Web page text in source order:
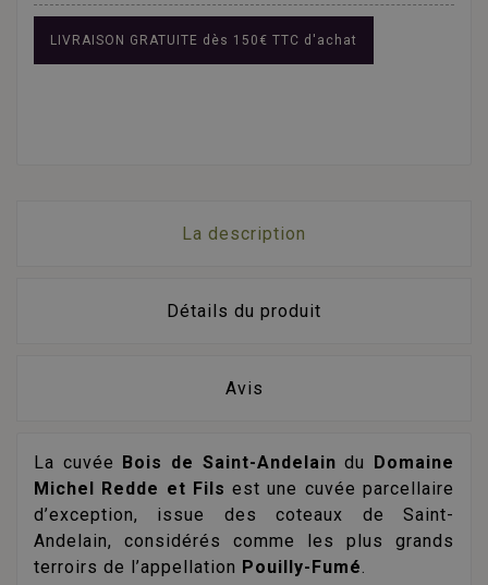
LIVRAISON GRATUITE dès 150€ TTC d'achat
La description
Détails du produit
Avis
La cuvée Bois de Saint-Andelain du Domaine
Michel Redde et Fils est une cuvée parcellaire
d’exception, issue des coteaux de Saint-
Andelain, considérés comme les plus grands
terroirs de l’appellation Pouilly-Fumé.